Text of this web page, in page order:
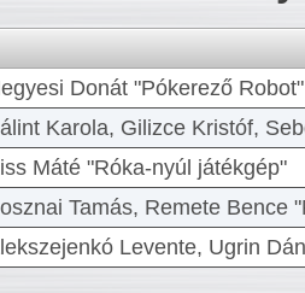
Donát "Pókerező Robot"
Karola, Gilizce Kristóf,
Máté "Róka-nyúl játékgép"
Tamás, Remete Bence
Levente, Ugrin